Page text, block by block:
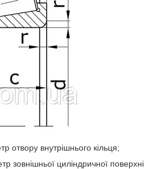
отвору внутрішнього кільця;
зовнішньої циліндричної поверхні